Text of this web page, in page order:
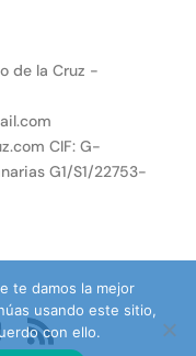
de la Cruz -
CIF: G-
G1/S1/22753-
te damos la mejor
usando este sitio,
con ello.